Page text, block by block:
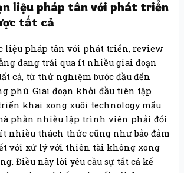
liệu pháp tân với phát triển
tất cả
liệu pháp tân với phát triển, review
đang trải qua ít nhiều giai đoạn
cả, từ thử nghiệm bước đầu đến
phú. Giai đoạn khởi đầu tiên tập
khai xong xuôi technology mấu
phần nhiều lập trình viên phải đối
nhiều thách thức cũng như bảo đảm
với xử lý với thiên tài không xong
Điều này lời yêu cầu sự tất cả kế